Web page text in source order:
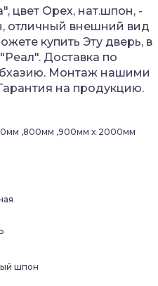
цвет Орех, нат.шпон, -
отличный внешний вид
купить Эту дверь, в
Доставка по
Монтаж нашими
на продукцию.
,800мм ,900мм x 2000мм
шпон